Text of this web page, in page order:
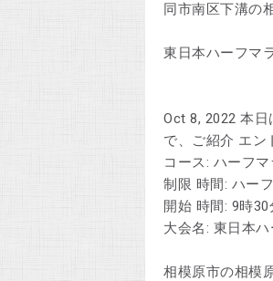
同市南区下溝の
東日本ハーフマ
Oct 8, 2022 本
で、ご紹介 エン
コース: ハーフ
制限 時間: ハー
開始 時間: 9時
大会名: 東日本
相模原市の相模